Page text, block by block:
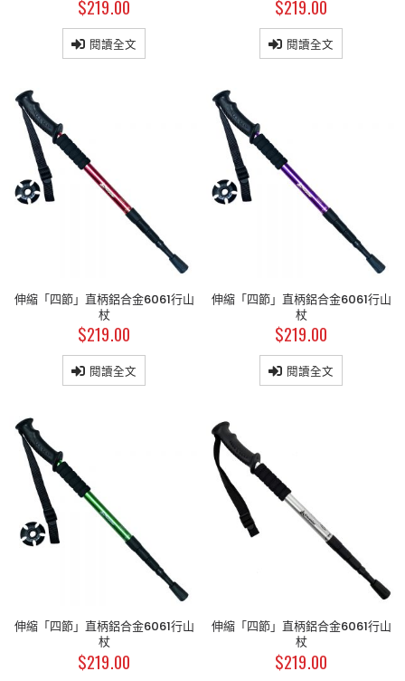
$219.00
閱讀全文
$219.00
閱讀全文
伸縮「四節」直柄鋁合金6061行山
杖
$219.00
閱讀全文
伸縮「四節」直柄鋁合金6061行山
杖
$219.00
閱讀全文
伸縮「四節」直柄鋁合金6061行山
杖
$219.00
伸縮「四節」直柄鋁合金6061行山
杖
$219.00